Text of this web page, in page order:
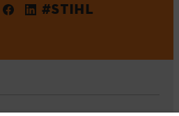
#STIHL